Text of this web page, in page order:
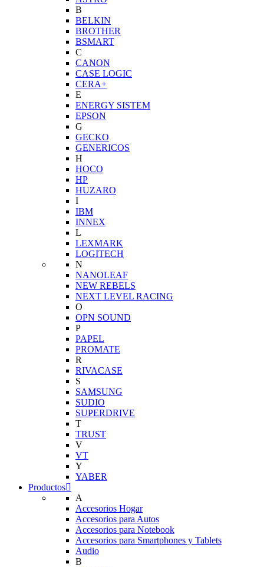
B
BELKIN
BROTHER
BSMART
C
CANON
CASE LOGIC
CERA+
E
ENERGY SISTEM
EPSON
G
GECKO
GENERICOS
H
HOCO
HP
HUZARO
I
IBM
INNEX
L
LEXMARK
LOGITECH
N
NANOLEAF
NEW REBELS
NEXT LEVEL RACING
O
OPN SOUND
P
PAPEL
PROMATE
R
RIVACASE
S
SAMSUNG
SUDIO
SUPERDRIVE
T
TRUST
V
VT
Y
YABER
Productos
A
Accesorios Hogar
Accesorios para Autos
Accesorios para Notebook
Accesorios para Smartphones y Tablets
Audio
B